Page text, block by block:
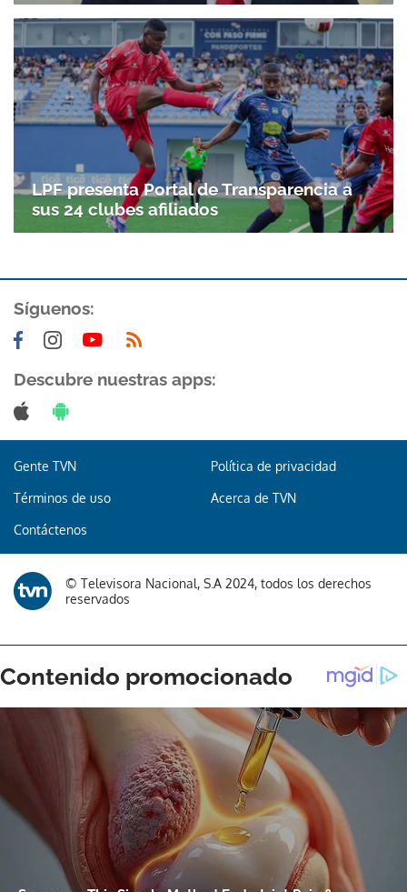
Gracias por suscribirte a nuestro boletín.
ACEPTAR
LPF presenta Portal de Transparencia a
sus 24 clubes afiliados
Síguenos:
Descubre nuestras apps:
Gente TVN Política de privacidad
Términos de uso Acerca de TVN
Contáctenos
© Televisora Nacional, S.A 2024, todos los derechos
reservados